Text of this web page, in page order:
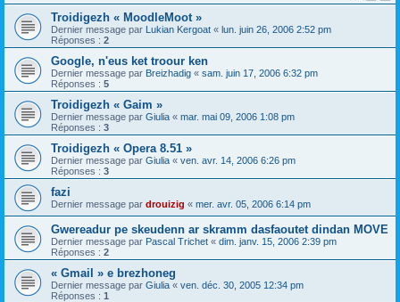
Troidigezh « MoodleMoot »
Dernier message par Lukian Kergoat « lun. juin 26, 2006 2:52 pm
Réponses : 2
Google, n'eus ket troour ken
Dernier message par Breizhadig « sam. juin 17, 2006 6:32 pm
Réponses : 5
Troidigezh « Gaim »
Dernier message par Giulia « mar. mai 09, 2006 1:08 pm
Réponses : 3
Troidigezh « Opera 8.51 »
Dernier message par Giulia « ven. avr. 14, 2006 6:26 pm
Réponses : 3
fazi
Dernier message par drouizig « mer. avr. 05, 2006 6:14 pm
Gwereadur pe skeudenn ar skramm dasfaoutet dindan MOVE
Dernier message par Pascal Trichet « dim. janv. 15, 2006 2:39 pm
Réponses : 2
« Gmail » e brezhoneg
Dernier message par Giulia « ven. déc. 30, 2005 12:34 pm
Réponses : 1